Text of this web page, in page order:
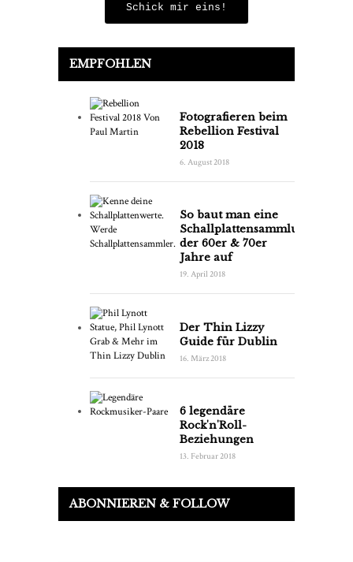
Schick mir eins!
EMPFOHLEN
Fotografieren beim
Rebellion Festival
2018
6. August 2018
So baut man eine
Schallplattensammlung
der 60er & 70er
Jahre auf
19. April 2018
Der Thin Lizzy
Guide für Dublin
16. März 2018
6 legendäre
Rock'n'Roll-
Beziehungen
13. Februar 2018
ABONNIEREN & FOLLOW